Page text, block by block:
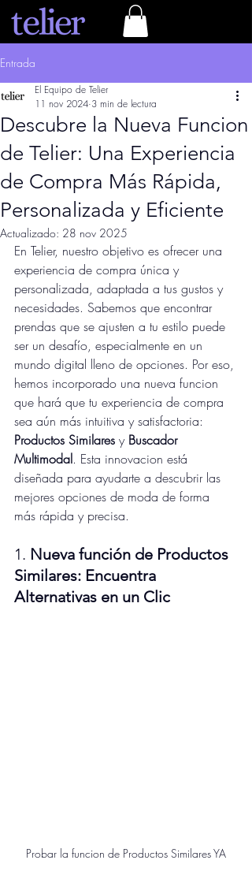
Entrada
Descubre la Nueva Funcion
de Telier: Una Experiencia
de Compra Más Rápida,
Personalizada y Eficiente
El Equipo de Telier
11 nov 2024 3 min de lectura
Actualizado: 28 nov 2025
En Telier, nuestro objetivo es ofrecer una
experiencia de compra única y
personalizada, adaptada a tus gustos y
necesidades. Sabemos que encontrar
prendas que se ajusten a tu estilo puede
ser un desafío, especialmente en un
mundo digital lleno de opciones. Por eso,
hemos incorporado una nueva funcion
que hará que tu experiencia de compra
sea aún más intuitiva y satisfactoria:
Productos Similares y Buscador
Multimodal. Esta innovacion está
diseñada para ayudarte a descubrir las
mejores opciones de moda de forma
más rápida y precisa.
1. Nueva función de Productos
Similares: Encuentra
Alternativas en un Clic
Probar la funcion de Productos Similares YA